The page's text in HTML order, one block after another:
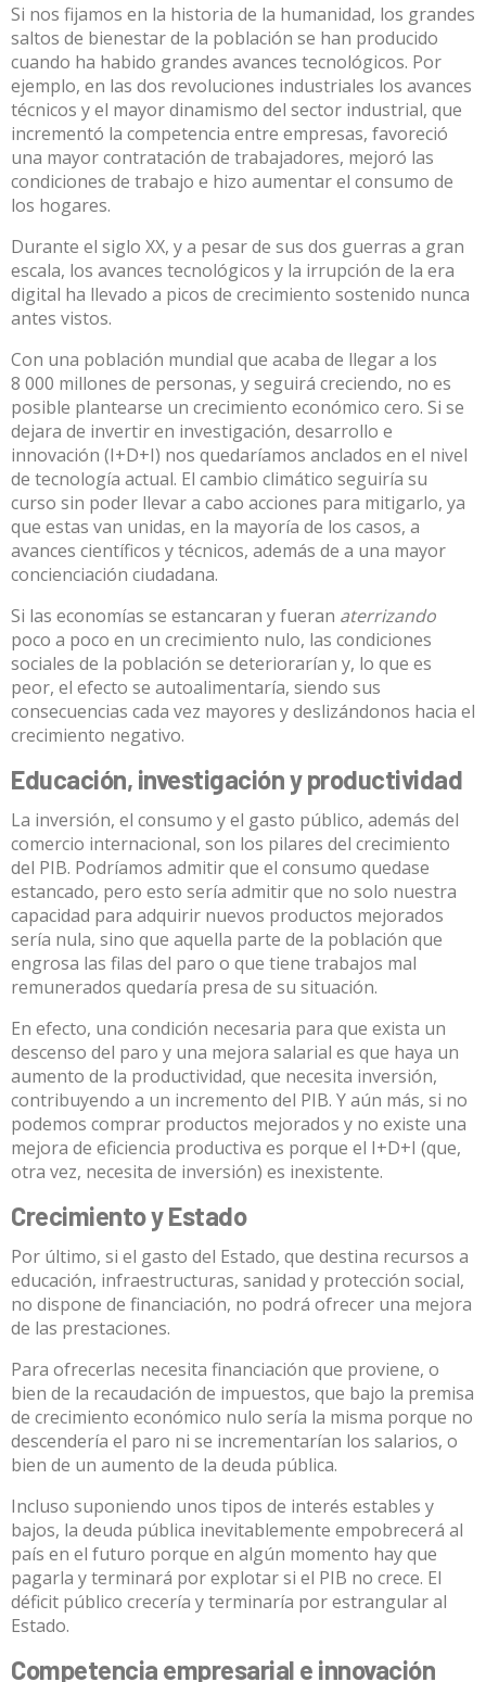
Si nos fijamos en la historia de la humanidad, los grandes
saltos de bienestar de la población se han producido
cuando ha habido grandes avances tecnológicos. Por
ejemplo, en las dos revoluciones industriales los avances
técnicos y el mayor dinamismo del sector industrial, que
incrementó la competencia entre empresas, favoreció
una mayor contratación de trabajadores, mejoró las
condiciones de trabajo e hizo aumentar el consumo de
los hogares.
Durante el siglo XX, y a pesar de sus dos guerras a gran
escala, los avances tecnológicos y la irrupción de la era
digital ha llevado a picos de crecimiento sostenido nunca
antes vistos.
Con una población mundial que acaba de llegar a los
8 000 millones de personas, y seguirá creciendo, no es
posible plantearse un crecimiento económico cero. Si se
dejara de invertir en investigación, desarrollo e
innovación (I+D+I) nos quedaríamos anclados en el nivel
de tecnología actual. El cambio climático seguiría su
curso sin poder llevar a cabo acciones para mitigarlo, ya
que estas van unidas, en la mayoría de los casos, a
avances científicos y técnicos, además de a una mayor
concienciación ciudadana.
Si las economías se estancaran y fueran aterrizando
poco a poco en un crecimiento nulo, las condiciones
sociales de la población se deteriorarían y, lo que es
peor, el efecto se autoalimentaría, siendo sus
consecuencias cada vez mayores y deslizándonos hacia el
crecimiento negativo.
Educación, investigación y productividad
La inversión, el consumo y el gasto público, además del
comercio internacional, son los pilares del crecimiento
del PIB. Podríamos admitir que el consumo quedase
estancado, pero esto sería admitir que no solo nuestra
capacidad para adquirir nuevos productos mejorados
sería nula, sino que aquella parte de la población que
engrosa las filas del paro o que tiene trabajos mal
remunerados quedaría presa de su situación.
En efecto, una condición necesaria para que exista un
descenso del paro y una mejora salarial es que haya un
aumento de la productividad, que necesita inversión,
contribuyendo a un incremento del PIB. Y aún más, si no
podemos comprar productos mejorados y no existe una
mejora de eficiencia productiva es porque el I+D+I (que,
otra vez, necesita de inversión) es inexistente.
Crecimiento y Estado
Por último, si el gasto del Estado, que destina recursos a
educación, infraestructuras, sanidad y protección social,
no dispone de financiación, no podrá ofrecer una mejora
de las prestaciones.
Para ofrecerlas necesita financiación que proviene, o
bien de la recaudación de impuestos, que bajo la premisa
de crecimiento económico nulo sería la misma porque no
descendería el paro ni se incrementarían los salarios, o
bien de un aumento de la deuda pública.
Incluso suponiendo unos tipos de interés estables y
bajos, la deuda pública inevitablemente empobrecerá al
país en el futuro porque en algún momento hay que
pagarla y terminará por explotar si el PIB no crece. El
déficit público crecería y terminaría por estrangular al
Estado.
Competencia empresarial e innovación